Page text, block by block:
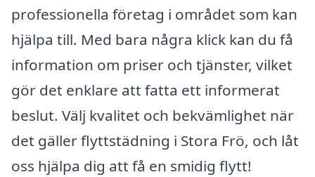
professionella företag i området som kan
hjälpa till. Med bara några klick kan du få
information om priser och tjänster, vilket
gör det enklare att fatta ett informerat
beslut. Välj kvalitet och bekvämlighet när
det gäller flyttstädning i Stora Frö, och låt
oss hjälpa dig att få en smidig flytt!